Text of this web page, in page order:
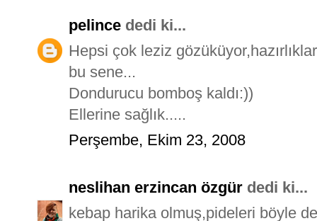
pelince dedi ki...
Hepsi çok leziz
bu sene...
Dondurucu bomboş kaldı:))
Ellerine sağlık.....
Perşembe, Ekim 23, 2008
neslihan erzincan özgür dedi ki...
kebap harika olmuş,pideleri böyle